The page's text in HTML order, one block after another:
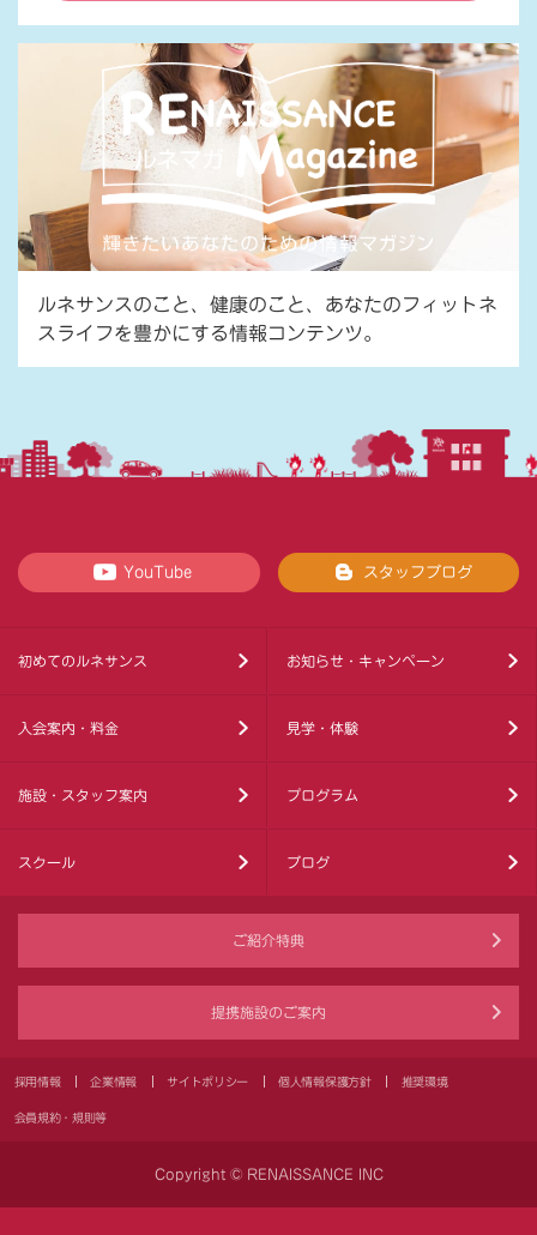
ルネサンスのこと、健康のこと、あなたのフィットネ
スライフを豊かにする情報コンテンツ。
YouTube スタッフブログ
初めてのルネサンス お知らせ・キャンペーン
入会案内・料金 見学・体験
施設・スタッフ案内 プログラム
スクール ブログ
ご紹介特典
提携施設のご案内
採用情報 企業情報 サイトポリシー 個人情報保護方針 推奨環境
会員規約・規則等
Copyright © RENAISSANCE INC